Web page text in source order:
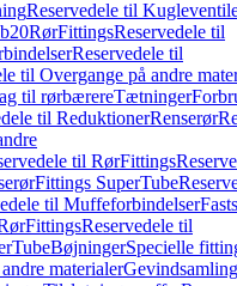
Reservedele til
RørFittingsReservedele til
Reservedele til
til Overgange på andre
til rørbærereTætninger
til ReduktionerRenserør
til RørFittings
Fittings SuperTube
til Muffeforbindelser
FittingsReservedele til
BøjningerSpecielle
materialer